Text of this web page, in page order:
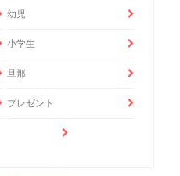
幼児
小学生
旦那
プレゼント